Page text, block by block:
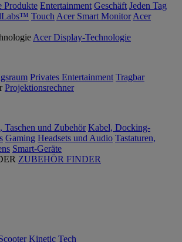
Produkte Entertainment Geschäft Jeden Tag
Touch Acer Smart Monitor Acer
Acer Display-Technologie
Privates Entertainment Tragbar
Projektionsrechner
Taschen und Zubehör Kabel, Docking-
Gaming Headsets und Audio Tastaturen,
Smart-Geräte
ZUBEHÖR FINDER
Kinetic Tech